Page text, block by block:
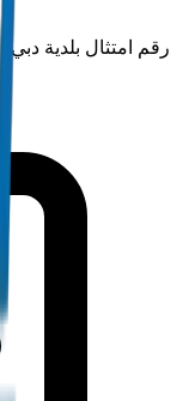
رقم امتثال بلدية دبي